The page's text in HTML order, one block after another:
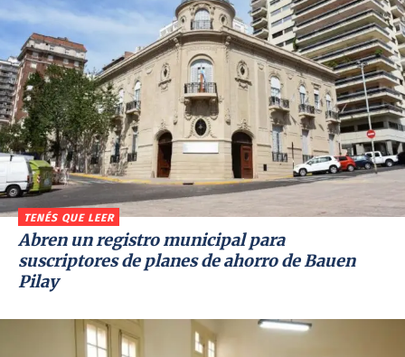
TENÉS QUE LEER
Abren un registro municipal para
suscriptores de planes de ahorro de Bauen
Pilay